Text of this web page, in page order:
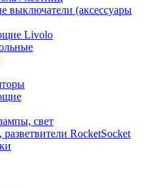
выключатели (аксессуары
Livolo
свет
RocketSocket